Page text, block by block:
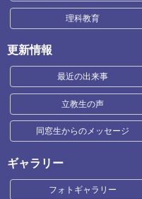
理科教育
更新情報
最近の出来事
立教生の声
同窓生からのメッセージ
ギャラリー
フォトギャラリー